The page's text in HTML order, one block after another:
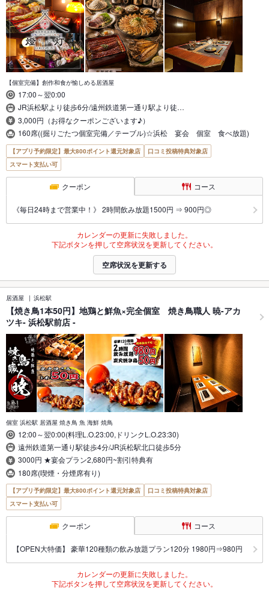
【個室完備】創作和食が愉しめる居酒屋
17:00～翌0:00
JR浜松駅より徒歩6分/遠州鉄道第一通り駅より徒…
3,000円（お得なクーポンございます♪）
160席((掘りごたつ個室完備／テーブル)☆浜松 宴会 個室 食べ放題)
【アプリ予約限定】最大800ポイント還元対象店
口コミ投稿特典対象店
スマート支払い可
クーポン コース
《毎日24時まで営業中！》 2時間飲み放題1500円 ⇒ 900円◎
カレンダーの更新に失敗しました。
下記ボタンを押して空席状況を更新してください。
空席状況を更新する
居酒屋 浜松駅
【焼き鳥1本50円】地鶏と鮮魚×完全個室 焼き鳥職人 暁-アカ
ツキ- 浜松駅前店 -
個室 浜松駅 居酒屋 焼き鳥 魚 海鮮 焼鳥
12:00～翌0:00(料理L.O.23:00,ドリンクL.O.23:30)
遠州鉄道第一通り駅徒歩4分/JR浜松駅北口徒歩5分
3000円 ★宴会プラン2,680円~割引特典有
180席(喫煙・分煙席有り)
【アプリ予約限定】最大800ポイント還元対象店
口コミ投稿特典対象店
スマート支払い可
クーポン コース
【OPEN大特価】 豪華120種類の飲み放題プラン120分 1980円⇒980円
カレンダーの更新に失敗しました。
下記ボタンを押して空席状況を更新してください。